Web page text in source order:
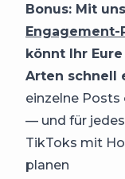
Bonus: Mit
könnt Ihr
Arten schnell
einzelne
— und für
TikToks mit
planen